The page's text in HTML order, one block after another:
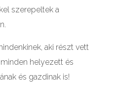
szerepeltek a
aki részt vett
helyezett és
és gazdinak is!